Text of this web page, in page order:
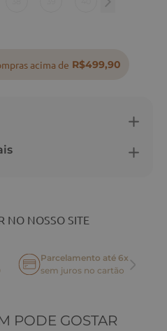
acima de R$499,90
NO NOSSO SITE
Parcelamento até 6x
sem juros no cartão
PODE GOSTAR